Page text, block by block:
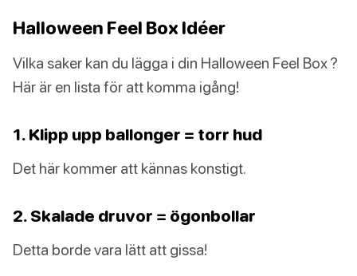
Halloween Feel Box Idéer
Vilka saker kan du lägga i din Halloween Feel Box ?
Här är en lista för att komma igång!
1. Klipp upp ballonger = torr hud
Det här kommer att kännas konstigt.
2. Skalade druvor = ögonbollar
Detta borde vara lätt att gissa!